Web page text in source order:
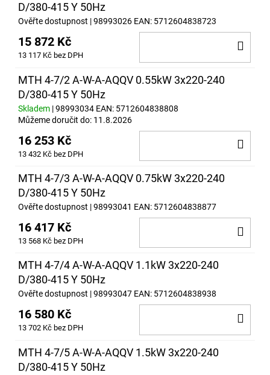
D/380-415 Y 50Hz
Ověřte dostupnost | 98993026 EAN: 5712604838723
15 872 Kč
13 117 Kč bez DPH
MTH 4-7/2 A-W-A-AQQV 0.55kW 3x220-240
D/380-415 Y 50Hz
Skladem | 98993034 EAN: 5712604838808
Můžeme doručit do: 11.8.2026
16 253 Kč
13 432 Kč bez DPH
MTH 4-7/3 A-W-A-AQQV 0.75kW 3x220-240
D/380-415 Y 50Hz
Ověřte dostupnost | 98993041 EAN: 5712604838877
16 417 Kč
13 568 Kč bez DPH
MTH 4-7/4 A-W-A-AQQV 1.1kW 3x220-240
D/380-415 Y 50Hz
Ověřte dostupnost | 98993047 EAN: 5712604838938
16 580 Kč
13 702 Kč bez DPH
MTH 4-7/5 A-W-A-AQQV 1.5kW 3x220-240
D/380-415 Y 50Hz